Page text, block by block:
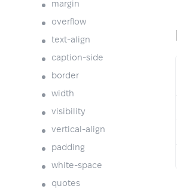
margin
overflow
text-align
caption-side
border
width
visibility
vertical-align
padding
white-space
quotes